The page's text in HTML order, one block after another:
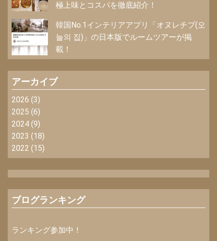
極上味とコスパを徹底紹介！
韓国No.1インテリアアプリ「オヌレチプ(오
늘의 집)」の日本版でルームツアーが掲
載！
アーカイブ
2026 (3)
2025 (6)
2024 (9)
2023 (18)
2022 (15)
ブログランキング
ランキング参加中！